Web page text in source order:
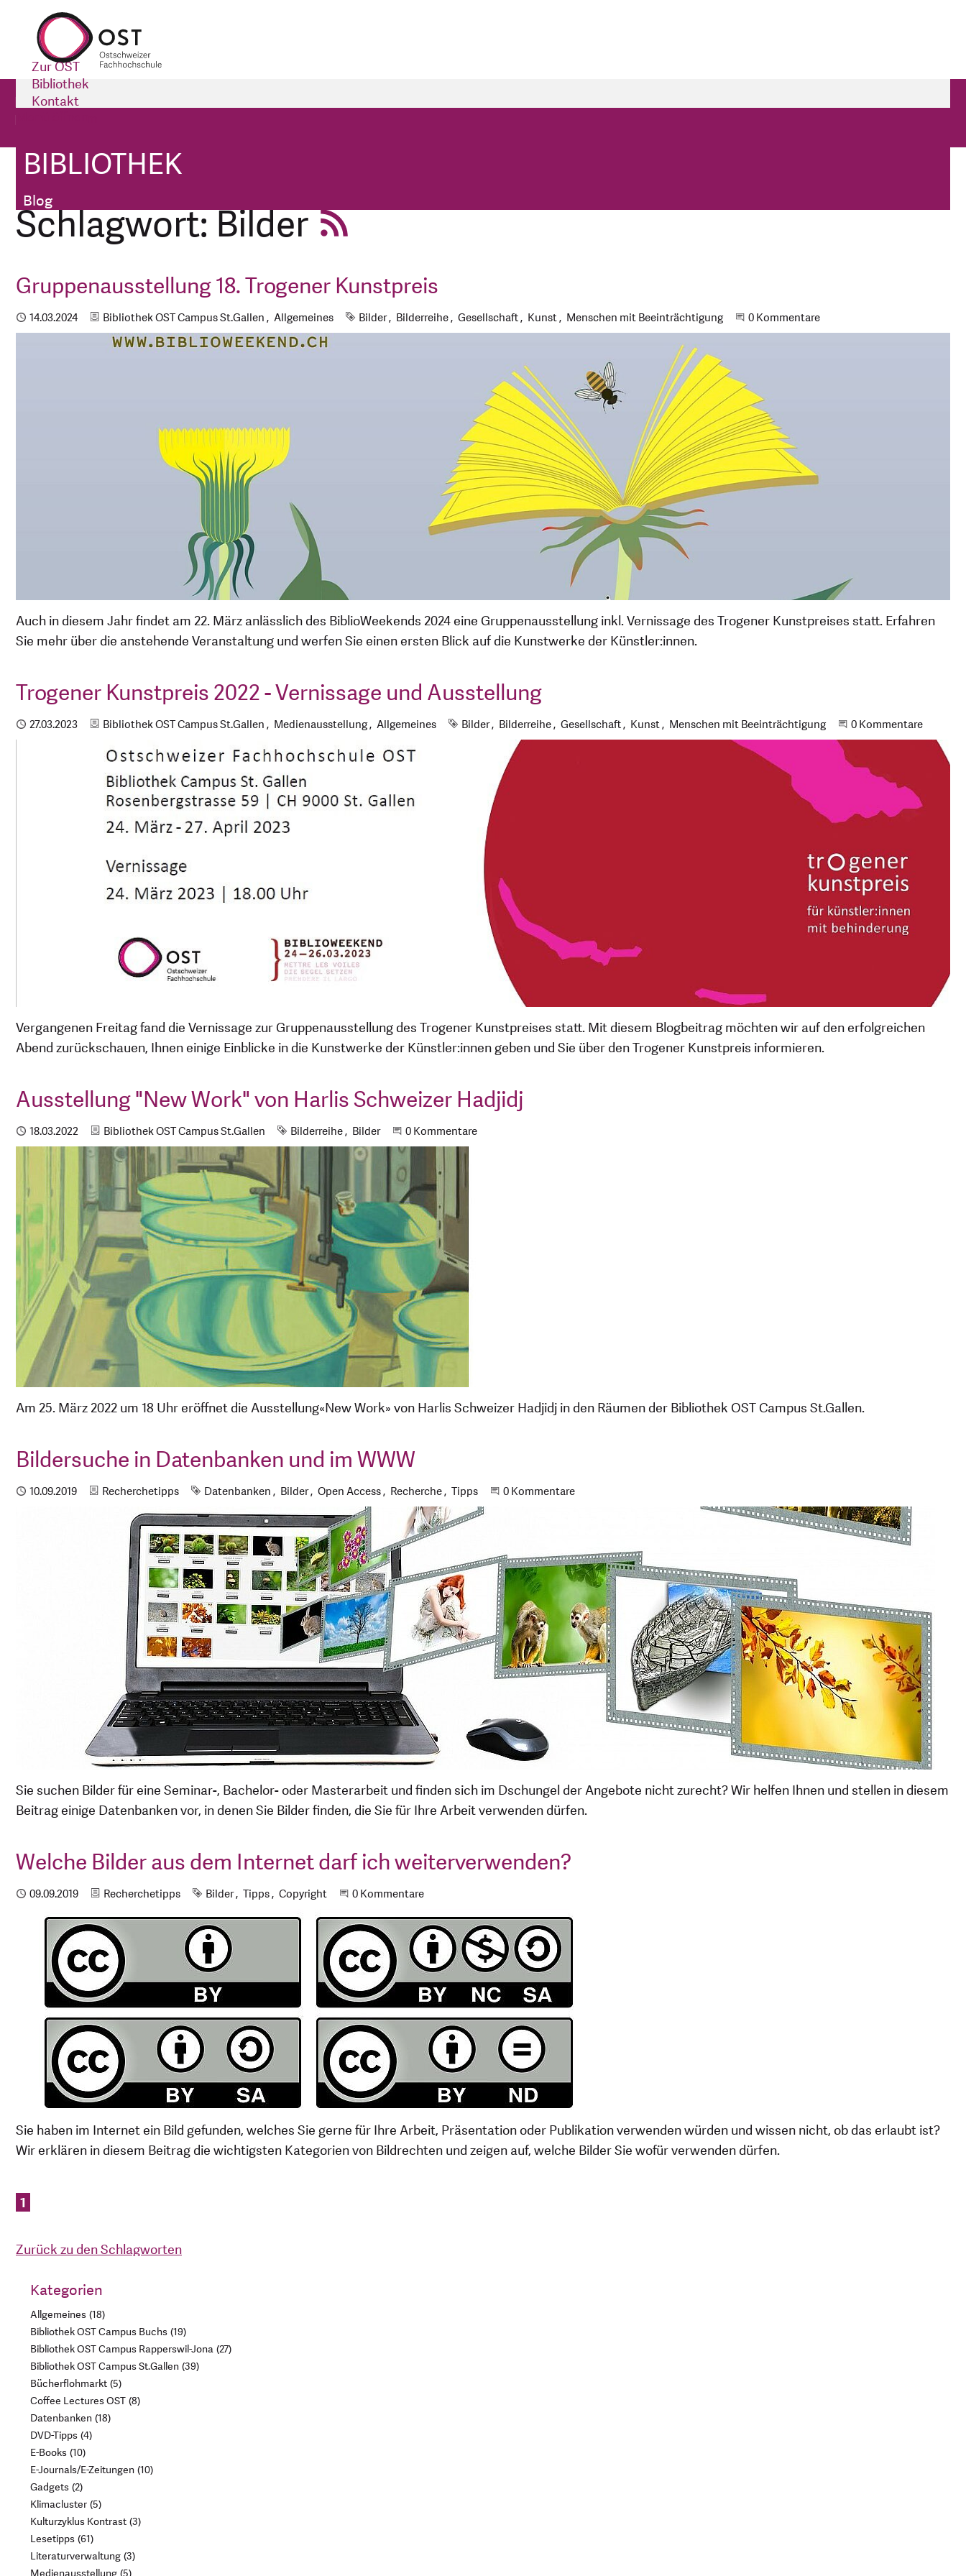
Zur OST
Bibliothek
Kontakt
BIBLIOTHEK
Blog
Bibliothek
Bibliothek
Schlagwort: Bilder
Gruppenausstellung 18. Trogener Kunstpreis
Publiziert
14.03.2024 Kategorien
Bibliothek OST Campus St.Gallen Allgemeines Schlagworte
Bilder Bilderreihe Gesellschaft Kunst Menschen mit Beeinträchtigung Beginne eine Unterhaltung
0 Kommentare
Auch in diesem Jahr findet am 22. März anlässlich des BiblioWeekends 2024 eine Gruppenausstellung inkl. Vernissage des Trogener Kunstpreises statt. Erfahren
Sie mehr über die anstehende Veranstaltung und werfen Sie einen ersten Blick auf die Kunstwerke der Künstler:innen.
Trogener Kunstpreis 2022 - Vernissage und Ausstellung
Publiziert
27.03.2023 Kategorien
Bibliothek OST Campus St.Gallen Medienausstellung Allgemeines Schlagworte
Bilder Bilderreihe Gesellschaft Kunst Menschen mit Beeinträchtigung Beginne eine
0 Kommentare
Vergangenen Freitag fand die Vernissage zur Gruppenausstellung des Trogener Kunstpreises statt. Mit diesem Blogbeitrag möchten wir auf den erfolgreichen
Abend zurückschauen, Ihnen einige Einblicke in die Kunstwerke der Künstler:innen geben und Sie über den Trogener Kunstpreis informieren.
Ausstellung "New Work" von Harlis Schweizer Hadjidj
Publiziert
18.03.2022 Kategorie
Bibliothek OST Campus St.Gallen Schlagworte
Bilderreihe Bilder Beginne eine Unterhaltung
0 Kommentare
Am 25. März 2022 um 18 Uhr eröffnet die Ausstellung«New Work» von Harlis Schweizer Hadjidj in den Räumen der Bibliothek OST Campus St.Gallen.
Bildersuche in Datenbanken und im WWW
Publiziert
10.09.2019 Kategorie
Recherchetipps Schlagworte
Datenbanken Bilder Open Access Recherche Tipps Beginne eine Unterhaltung
0 Kommentare
Sie suchen Bilder für eine Seminar-, Bachelor- oder Masterarbeit und finden sich im Dschungel der Angebote nicht zurecht? Wir helfen Ihnen und stellen in diesem
Beitrag einige Datenbanken vor, in denen Sie Bilder finden, die Sie für Ihre Arbeit verwenden dürfen.
Welche Bilder aus dem Internet darf ich weiterverwenden?
Publiziert
09.09.2019 Kategorie
Recherchetipps Schlagworte
Bilder Tipps Copyright Beginne eine Unterhaltung
0 Kommentare
Sie haben im Internet ein Bild gefunden, welches Sie gerne für Ihre Arbeit, Präsentation oder Publikation verwenden würden und wissen nicht, ob das erlaubt ist?
Wir erklären in diesem Beitrag die wichtigsten Kategorien von Bildrechten und zeigen auf, welche Bilder Sie wofür verwenden dürfen.
1
Zurück zu den Schlagworten
Kategorien
Allgemeines 18
Bibliothek OST Campus Buchs 19
Bibliothek OST Campus Rapperswil-Jona 27
Bibliothek OST Campus St.Gallen 39
Bücherflohmarkt 5
Coffee Lectures OST 8
Datenbanken 18
DVD-Tipps 4
E-Books 10
E-Journals/E-Zeitungen 10
Gadgets 2
Klimacluster 5
Kulturzyklus Kontrast 3
Lesetipps 61
Literaturverwaltung 3